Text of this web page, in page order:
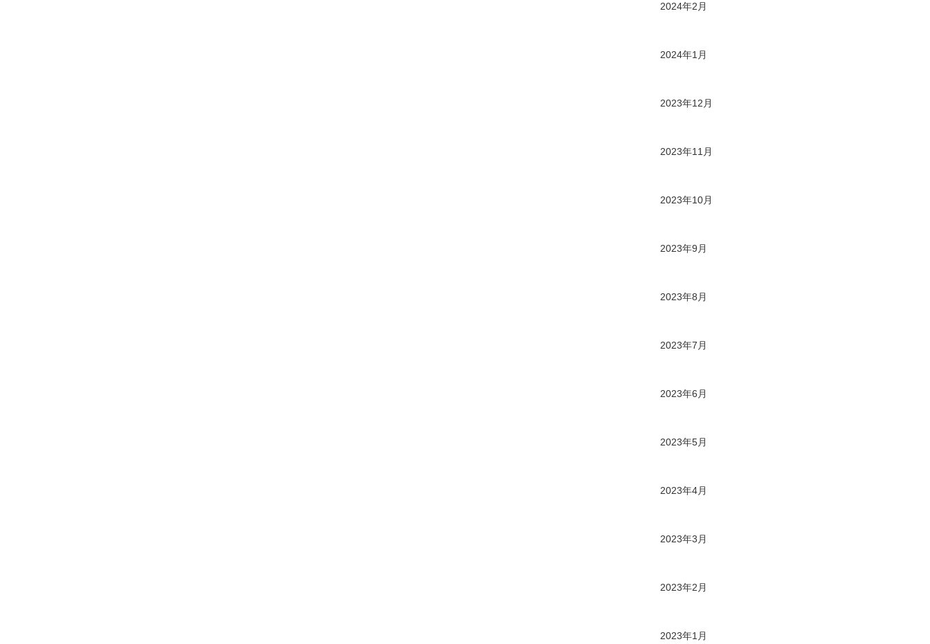
2024年2月
2024年1月
2023年12月
2023年11月
2023年10月
2023年9月
2023年8月
2023年7月
2023年6月
2023年5月
2023年4月
2023年3月
2023年2月
2023年1月